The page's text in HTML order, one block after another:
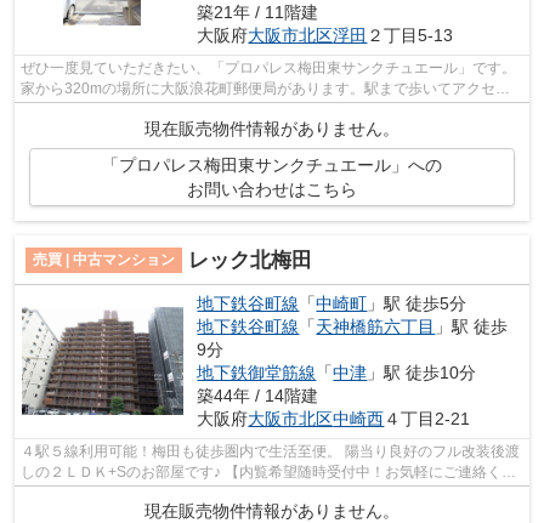
築21年 / 11階建
大阪府大阪市北区浮田 ２丁目5-13
ぜひ一度見ていただきたい、「プロパレス梅田東サンクチュエール」です。
家から320mの場所に大阪浪花町郵便局があります。駅まで歩いてアクセス
現在販売物件情報がありません。
「プロパレス梅田東サンクチュエール」への
お問い合わせはこちら
売買 | 中古マンション レック北梅田
地下鉄谷町線 「中崎町 」駅 徒歩5分
地下鉄谷町線 「天神橋筋六丁目 」駅 徒歩
9分
地下鉄御堂筋線 「中津 」駅 徒歩10分
築44年 / 14階建
大阪府大阪市北区中崎西４丁目2-21
４駅５線利用可能！梅田も徒歩圏内で生活至便。 陽当り良好のフル改装後渡
しの２ＬＤＫ+Sのお部屋です♪ 【内覧希望随時受付中！お気軽にご連絡くだ
さい♪】
現在販売物件情報がありません。